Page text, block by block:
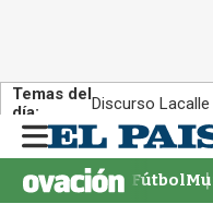
Temas del
día:
Discurso
n
u
Fútbol